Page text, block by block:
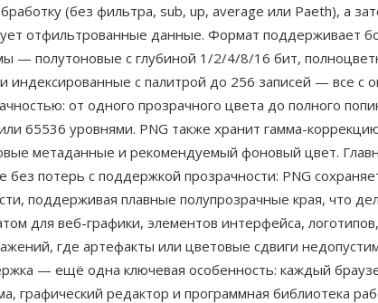
(без фильтра, sub, up, average или Paeth), а
отфильтрованные данные. Формат поддерживает
— полутоновые с глубиной 1/2/4/8/16 бит,
индексированные с палитрой до 256 записей — все с
от одного прозрачного цвета до полного
65536 уровнями. PNG также хранит гамма-
метаданные и рекомендуемый фоновый цвет.
без потерь с поддержкой прозрачности: PNG
поддерживая плавные полупрозрачные края, что
для веб-графики, элементов интерфейса,
где артефакты или цветовые сдвиги
— ещё одна ключевая особенность: каждый
графический редактор и программная библиотека